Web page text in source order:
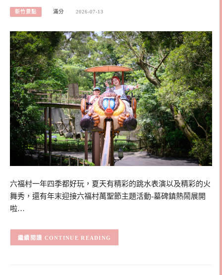
新竹景點 滿分 2026-07-13
六福村一年四季都好玩，夏天有精彩的跳水表演以及精彩的火
舞秀，還有年末迎接六福村萬聖節主題活動-墓碑鎮熱鬧展開
啦…
CONTINUE READING